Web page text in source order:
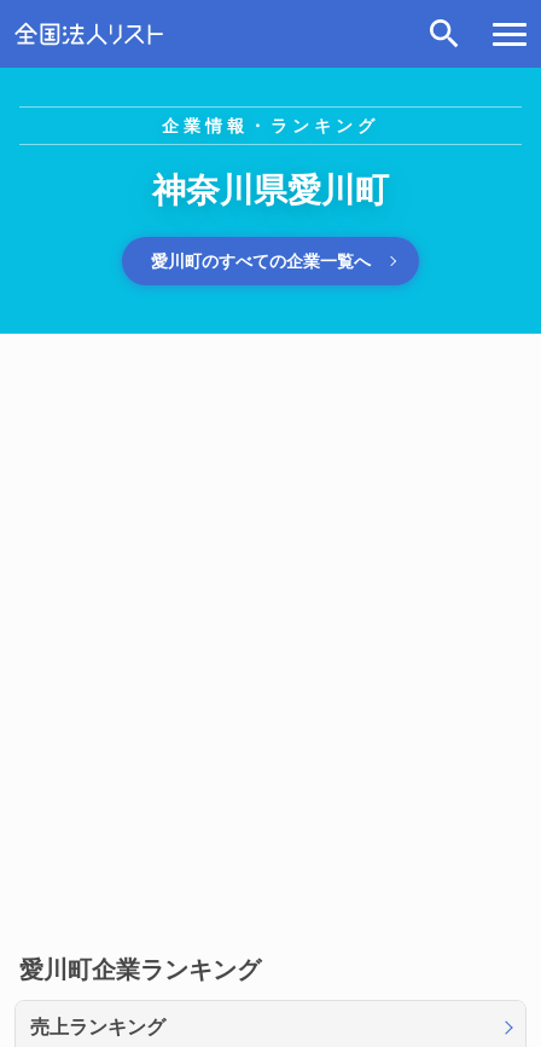
企業情報・ランキング
神奈川県愛川町
愛川町のすべての企業一覧へ
愛川町企業ランキング
売上ランキング